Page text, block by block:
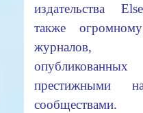
издательства
также
журналов,
опубликованных
престижными
сообществами.